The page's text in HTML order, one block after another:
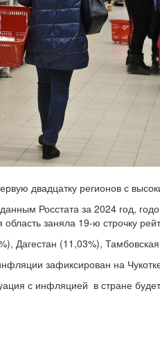
двадцатку регионов с
Росстата за 2024 год,
область заняла 19-ю строчку
Дагестан (11,03%),
зафиксирован на
с инфляцией в стране